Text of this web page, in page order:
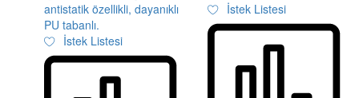
İstek Listesi
İstek Listesi